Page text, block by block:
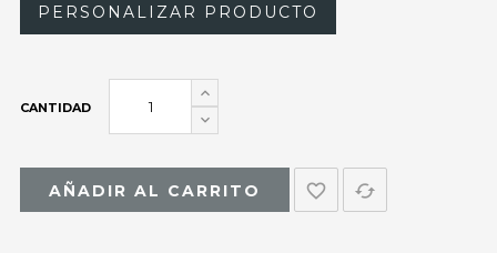
PERSONALIZAR PRODUCTO
CANTIDAD
AÑADIR AL CARRITO favorite_border cached